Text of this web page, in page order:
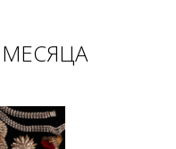
МЕСЯЦА